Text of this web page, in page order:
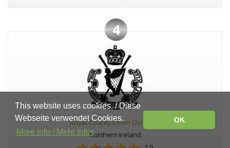
4
Royal County Down Golf Club
Northern Ireland
This website uses cookies. / Diese
Webseite verwendet Cookies.
More info / Mehr Infos
OK